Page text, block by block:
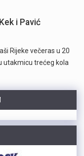
i Pavić
Rijeke večeras u 20
utakmicu trećeg kola